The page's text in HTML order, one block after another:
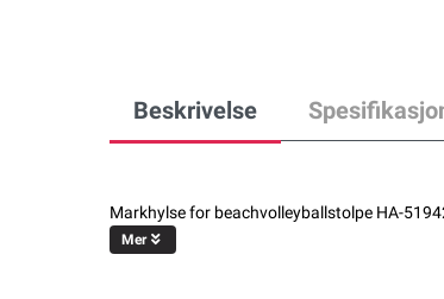
Beskrivelse
Markhylse for beachvolleyballstolpe HA-
Mer